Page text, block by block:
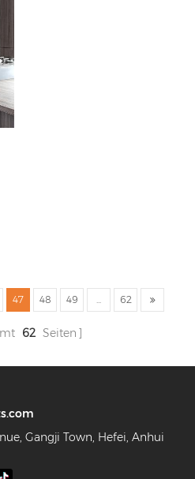
47 48 49 62
62 Seiten
Gangji Town, Hefei, Anhui